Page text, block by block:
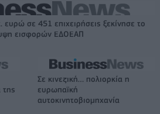
σε 451 επιχειρήσεις ξεκίνησε το
εισφορών ΕΔΟΕΑΠ
της
Σε κινεζική… πολιορκία η
ευρωπαϊκή
αυτοκινητοβιομηχανία